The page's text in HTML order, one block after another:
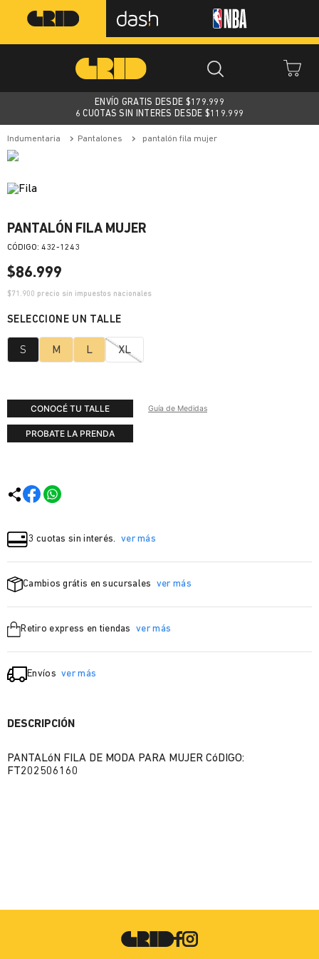
ENVÍO GRATIS DESDE $179.999
6 CUOTAS SIN INTERES DESDE $119.999
indumentaria pantalones pantalón fila mujer
PANTALÓN FILA MUJER
: 432-1243
$86.999
$71.900 precio sin impuestos nacionales
S M L XL
CONOCÉ TU TALLE Guía de Medidas
PROBATE LA PRENDA
3 cuotas sin interés. ver más
Cambios grátis en sucursales ver más
Retiro express en tiendas ver más
Envíos ver más
DESCRIPCIÓN
PANTALóN FILA DE MODA PARA MUJER CóDIGO:
FT202506160